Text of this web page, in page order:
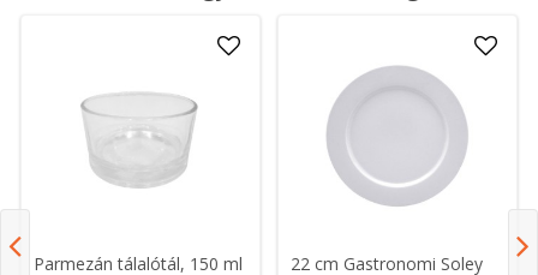
Parmezán tálalótál, 150 ml
22 cm Gastronomi Soley